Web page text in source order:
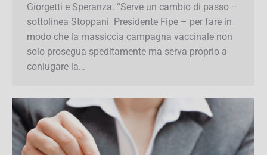
Garavaglia, Giorgetti e Speranza. “Serve un
cambio di passo – sottolinea Stoppani
Presidente Fipe – per fare in modo che la
massiccia campagna vaccinale non solo
prosegua speditamente ma serva proprio a